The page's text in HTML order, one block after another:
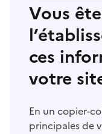
Vous
ces
votre
En un copier-
principales de